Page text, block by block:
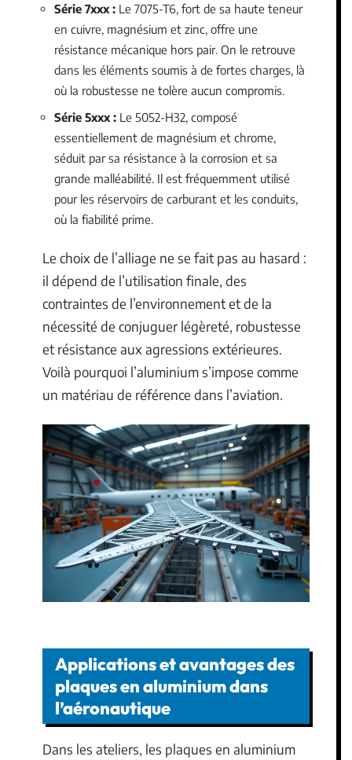
Série 7xxx : Le 7075-T6, fort de sa haute teneur
en cuivre, magnésium et zinc, offre une
résistance mécanique hors pair. On le retrouve
dans les éléments soumis à de fortes charges, là
où la robustesse ne tolère aucun compromis.
Série 5xxx : Le 5052-H32, composé
essentiellement de magnésium et chrome,
séduit par sa résistance à la corrosion et sa
grande malléabilité. Il est fréquemment utilisé
pour les réservoirs de carburant et les conduits,
où la fiabilité prime.
Le choix de l’alliage ne se fait pas au hasard :
il dépend de l’utilisation finale, des
contraintes de l’environnement et de la
nécessité de conjuguer légèreté, robustesse
et résistance aux agressions extérieures.
Voilà pourquoi l’aluminium s’impose comme
un matériau de référence dans l’aviation.
Applications et avantages des
plaques en aluminium dans
l’aéronautique
Dans les ateliers, les plaques en aluminium